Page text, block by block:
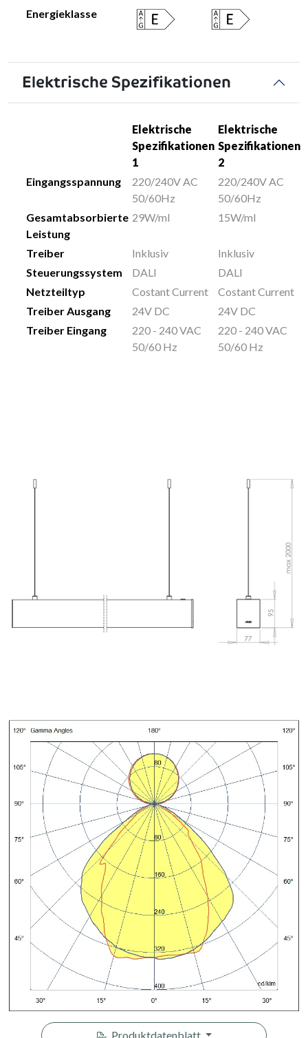
Energieklasse
Elektrische Spezifikationen
Elektrische
Spezifikationen
1
Elektrische
Spezifikationen
2
Eingangsspannung
220/240V AC
50/60Hz
220/240V AC
50/60Hz
Gesamtabsorbierte
Leistung
29W/ml 15W/ml
Treiber Inklusiv
Inklusiv
Steuerungssystem
DALI
DALI
Netzteiltyp
Costant Current
Costant Current
Treiber Ausgang
24V DC
24V DC
Treiber Eingang
220 - 240 VAC
50/60 Hz
220 - 240 VAC
50/60 Hz
Produktdatenblatt